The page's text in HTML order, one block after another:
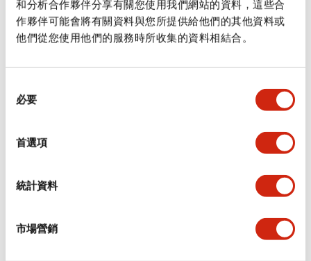
和分析合作夥伴分享有關您使用我們網站的資料，這些合
作夥伴可能會將有關資料與您所提供給他們的其他資料或
他們從您使用他們的服務時所收集的資料相結合。
必要
首選項
統計資料
市場營銷
規格 顯示全部
審美規範
安裝和安裝規範